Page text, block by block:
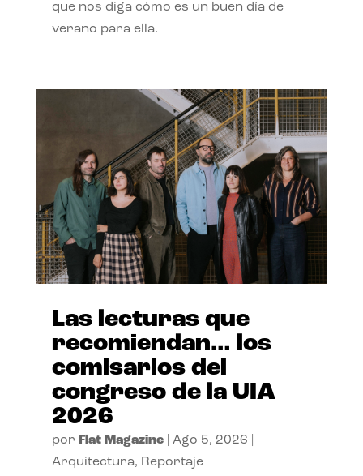
que nos diga cómo es un buen día de
verano para ella.
Las lecturas que
recomiendan… los
comisarios del
congreso de la UIA
2026
por Flat Magazine| Ago 5, 2026
Arquitectura, Reportaje